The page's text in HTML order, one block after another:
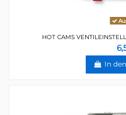
HOT CAMS
In